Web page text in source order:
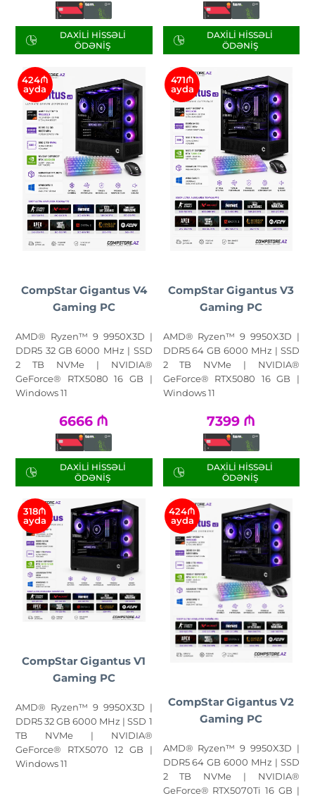
DAXILI HISSƏLI
ÖDƏNIŞ
DAXILI HISSƏLI
ÖDƏNIŞ
424₼
ayda
CompStar Gigantus V4
Gaming PC
AMD® Ryzen™ 9 9950X3D |
DDR5 32 GB 6000 MHz | SSD
2 TB NVMe | NVIDIA®
GeForce® RTX5080 16 GB |
Windows 11
6666 ₼
DAXILI HISSƏLI
ÖDƏNIŞ
471₼
ayda
CompStar Gigantus V3
Gaming PC
AMD® Ryzen™ 9 9950X3D |
DDR5 64 GB 6000 MHz | SSD
2 TB NVMe | NVIDIA®
GeForce® RTX5080 16 GB |
Windows 11
7399 ₼
DAXILI HISSƏLI
ÖDƏNIŞ
318₼
ayda
CompStar Gigantus V1
Gaming PC
AMD® Ryzen™ 9 9950X3D |
DDR5 32 GB 6000 MHz | SSD 1
TB NVMe | NVIDIA®
GeForce® RTX5070 12 GB |
Windows 11
424₼
ayda
CompStar Gigantus V2
Gaming PC
AMD® Ryzen™ 9 9950X3D |
DDR5 64 GB 6000 MHz | SSD
2 TB NVMe | NVIDIA®
GeForce® RTX5070Ti 16 GB |